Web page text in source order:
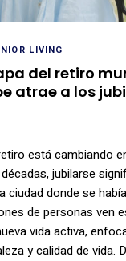
LIVING
del retiro
atrae a los
está cambiando
jubilarse
ciudad donde se
de personas ven
vida activa,
y calidad de vida.